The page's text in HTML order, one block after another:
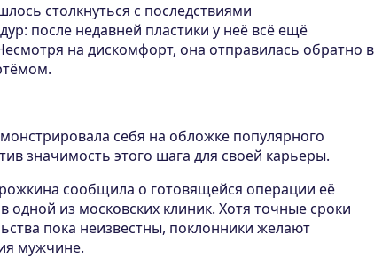
столкнуться с последствиями
после недавней пластики у неё всё ещё
на дискомфорт, она отправилась обратно в
себя на обложке популярного
значимость этого шага для своей карьеры.
сообщила о готовящейся операции её
одной из московских клиник. Хотя точные сроки
пока неизвестны, поклонники желают
мужчине.